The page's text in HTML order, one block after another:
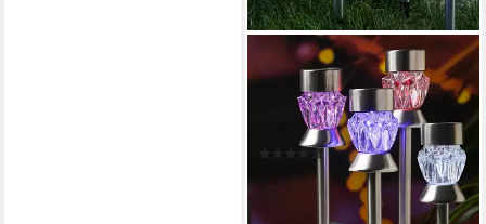
SEASONALS
LED Solarleuchte 1027 LED
Solarstäbe "Gem" RGB Farbw
4er Set silber
(5)
UVP29,99 €